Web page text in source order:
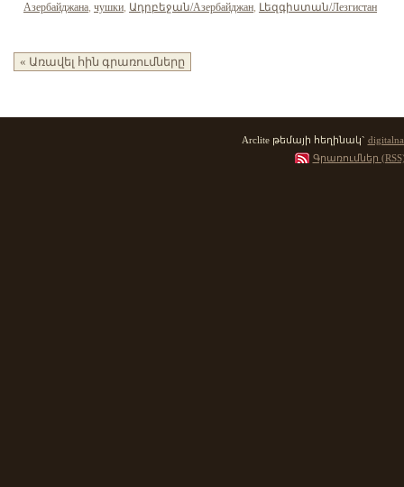
Азербайджана, чушки, Ադրբեջան/Азербайджан, Լեզգիստան/Лезгистан
« Առավել հին գրառումները
Arclite թեմայի հեղինակ`
Գրառումներ